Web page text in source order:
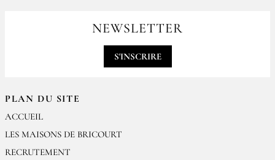
PLAN DU SITE
ACCUEIL
LES MAISONS DE BRICOURT
RECRUTEMENT
contact@epices-roellinger.comNEWSLETTER
S'INSCRIRE